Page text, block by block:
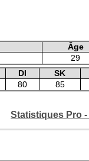
Âge
29
DI SK
80 85
Statistiques Pro -